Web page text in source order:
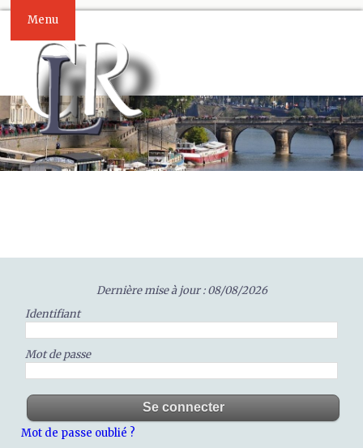
Menu
Dernière mise à jour : 08/08/2026
Identifiant
Mot de passe
Mot de passe oublié ?